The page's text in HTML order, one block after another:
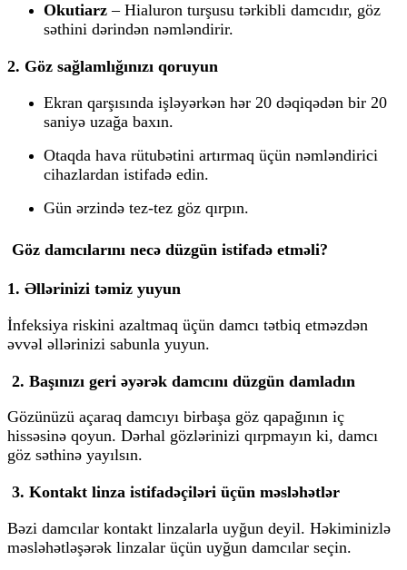
Okutiarz – Hialuron turşusu tərkibli damcıdır, göz
səthini dərindən nəmləndirir.
2. Göz sağlamlığınızı qoruyun
Ekran qarşısında işləyərkən hər 20 dəqiqədən bir 20
saniyə uzağa baxın.
Otaqda hava rütubətini artırmaq üçün nəmləndirici
cihazlardan istifadə edin.
Gün ərzində tez-tez göz qırpın.
Göz damcılarını necə düzgün istifadə etməli?
1. Əllərinizi təmiz yuyun
İnfeksiya riskini azaltmaq üçün damcı tətbiq etməzdən
əvvəl əllərinizi sabunla yuyun.
2. Başınızı geri əyərək damcını düzgün damladın
Gözünüzü açaraq damcıyı birbaşa göz qapağının iç
hissəsinə qoyun. Dərhal gözlərinizi qırpmayın ki, damcı
göz səthinə yayılsın.
3. Kontakt linza istifadəçiləri üçün məsləhətlər
Bəzi damcılar kontakt linzalarla uyğun deyil. Həkiminizlə
məsləhətləşərək linzalar üçün uyğun damcılar seçin.